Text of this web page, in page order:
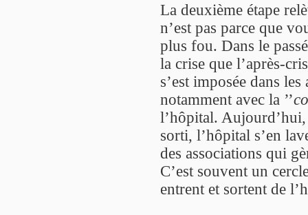
La deuxième étape
n’est pas parce que
plus fou. Dans le
la crise que l’après-
s’est imposée dans
notamment avec la ’’
l’hôpital.
sorti, l’hôpital s’en
des associations qui
C’est souvent un
entrent et sortent de